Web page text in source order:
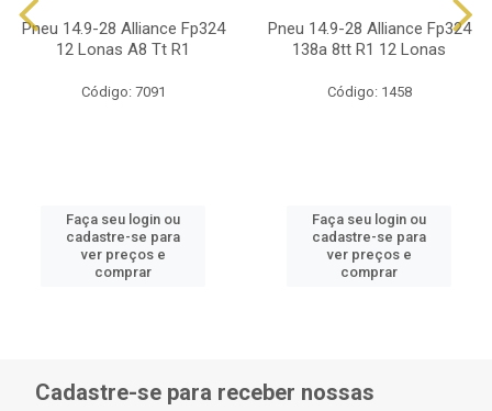
Pneu 14.9-28 Alliance Fp324
12 Lonas A8 Tt R1
Código: 7091
Faça seu login ou
cadastre-se para
ver preços e
comprar
Pneu 14.9-28 Alliance Fp324
138a 8tt R1 12 Lonas
Código: 1458
Faça seu login ou
cadastre-se para
ver preços e
comprar
Cadastre-se para receber nossas